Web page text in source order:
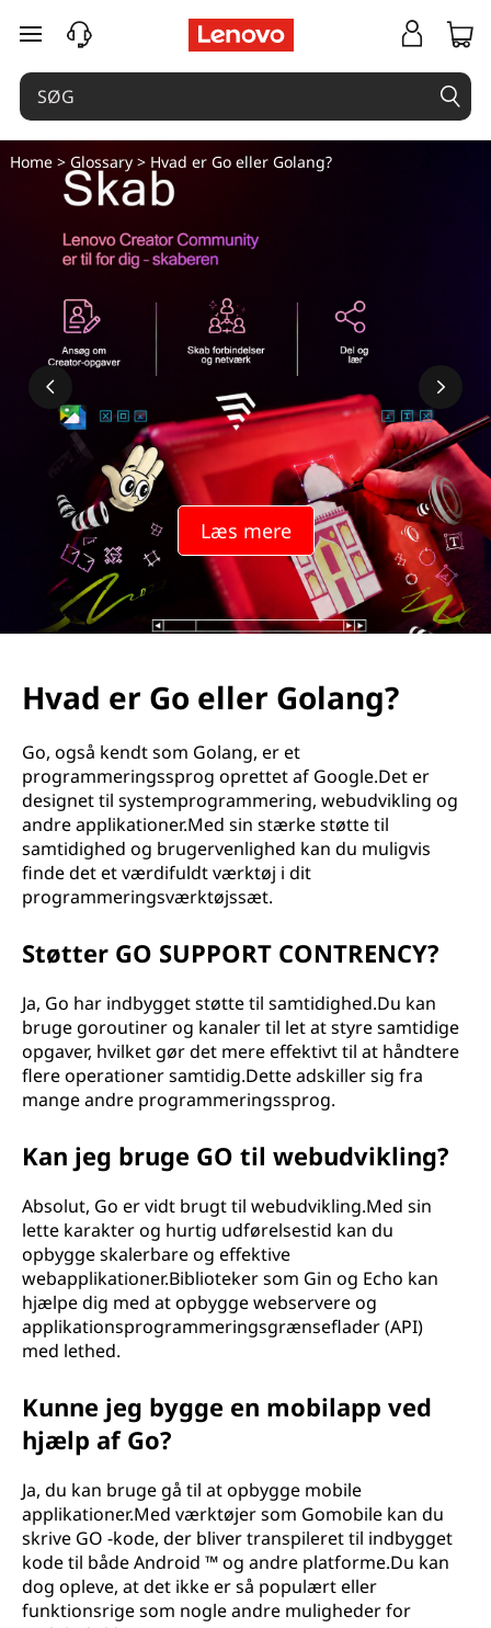
spring til hovedindhold
Læs mere
Home> Glossary> Hvad er Go eller Golang?
Hvad er Go eller Golang?
Go, også kendt som Golang, er et
programmeringssprog oprettet af Google.Det er
designet til systemprogrammering, webudvikling og
andre applikationer.Med sin stærke støtte til
samtidighed og brugervenlighed kan du muligvis
finde det et værdifuldt værktøj i dit
programmeringsværktøjssæt.
Støtter GO SUPPORT CONTRENCY?
Ja, Go har indbygget støtte til samtidighed.Du kan
bruge goroutiner og kanaler til let at styre samtidige
opgaver, hvilket gør det mere effektivt til at håndtere
flere operationer samtidig.Dette adskiller sig fra
mange andre programmeringssprog.
Kan jeg bruge GO til webudvikling?
Absolut, Go er vidt brugt til webudvikling.Med sin
lette karakter og hurtig udførelsestid kan du
opbygge skalerbare og effektive
webapplikationer.Biblioteker som Gin og Echo kan
hjælpe dig med at opbygge webservere og
applikationsprogrammeringsgrænseflader (API)
med lethed.
Kunne jeg bygge en mobilapp ved
hjælp af Go?
Ja, du kan bruge gå til at opbygge mobile
applikationer.Med værktøjer som Gomobile kan du
skrive GO -kode, der bliver transpileret til indbygget
kode til både Android ™ og andre platforme.Du kan
dog opleve, at det ikke er så populært eller
funktionsrige som nogle andre muligheder for